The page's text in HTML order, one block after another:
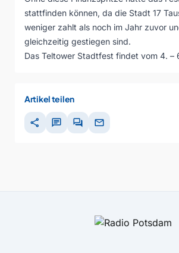
stattfinden können, da die Stadt 17
weniger zahlt als noch im Jahr zuvor
gleichzeitig gestiegen sind.
Das Teltower Stadtfest findet vom 4. –
Artikel teilen
share chat forum mail